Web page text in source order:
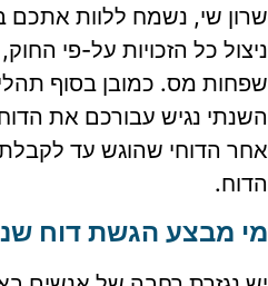
שרון שי, נשמח ללוות אתכם
ניצול כל הזכויות על-פי
שפחות מס. כמובן בסוף
השנתי נגיש עבורכם את
אחר הדוחי שהוגש עד
הדוח.
מי מבצע הגשת דוח